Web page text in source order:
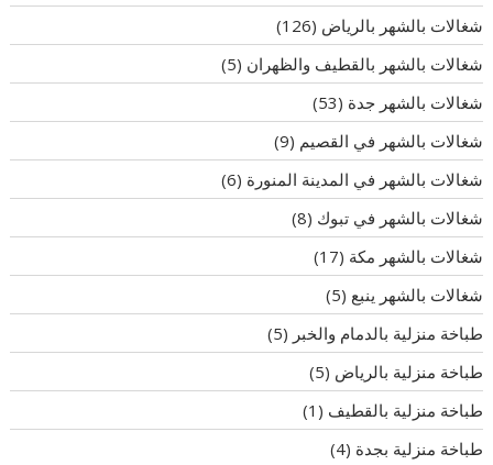
شغالات بالشهر بالرياض (126)
شغالات بالشهر بالقطيف والظهران (5)
شغالات بالشهر جدة (53)
شغالات بالشهر في القصيم (9)
شغالات بالشهر في المدينة المنورة (6)
شغالات بالشهر في تبوك (8)
شغالات بالشهر مكة (17)
شغالات بالشهر ينبع (5)
طباخة منزلية بالدمام والخبر (5)
طباخة منزلية بالرياض (5)
طباخة منزلية بالقطيف (1)
طباخة منزلية بجدة (4)